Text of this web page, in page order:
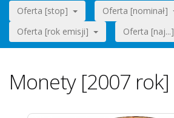
Oferta [stop]
Oferta [nominał]
Oferta [rok emisji]
Oferta [naj...]
Monety [2007 rok]